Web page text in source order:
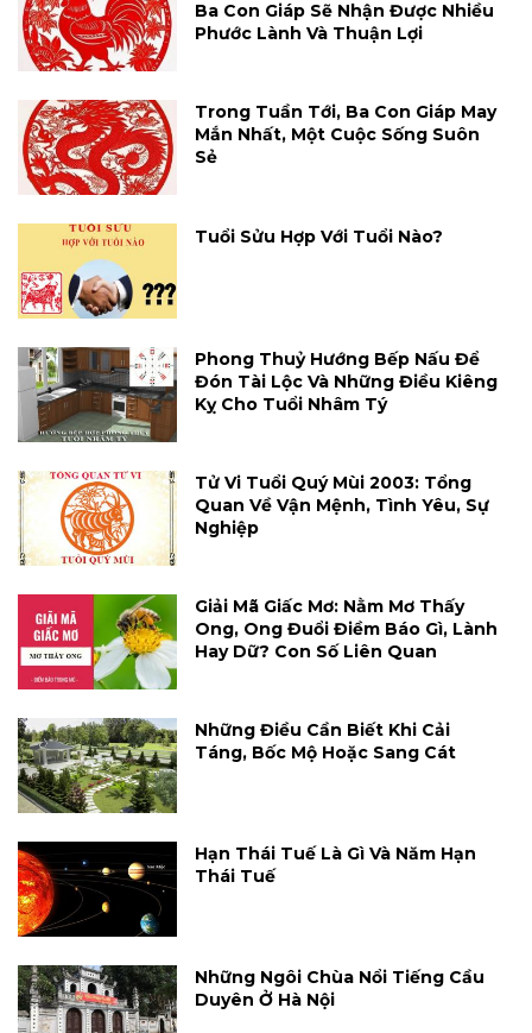
Ba Con Giáp Sẽ Nhận Được Nhiều
Phước Lành Và Thuận Lợi
Trong Tuần Tới, Ba Con Giáp May
Mắn Nhất, Một Cuộc Sống Suôn
Sẻ
Tuổi Sửu Hợp Với Tuổi Nào?
Phong Thuỷ Hướng Bếp Nấu Để
Đón Tài Lộc Và Những Điều Kiêng
Kỵ Cho Tuổi Nhâm Tý
Tử Vi Tuổi Quý Mùi 2003: Tổng
Quan Về Vận Mệnh, Tình Yêu, Sự
Nghiệp
Giải Mã Giấc Mơ: Nằm Mơ Thấy
Ong, Ong Đuổi Điềm Báo Gì, Lành
Hay Dữ? Con Số Liên Quan
Những Điều Cần Biết Khi Cải
Táng, Bốc Mộ Hoặc Sang Cát
Hạn Thái Tuế Là Gì Và Năm Hạn
Thái Tuế
Những Ngôi Chùa Nổi Tiếng Cầu
Duyên Ở Hà Nội